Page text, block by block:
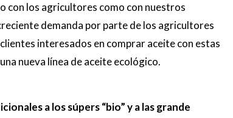
con los agricultores como con nuestros
demanda por parte de los agricultores
interesados en comprar aceite con estas
nueva línea de aceite ecológico.
a los súpers “bio” y a las grande